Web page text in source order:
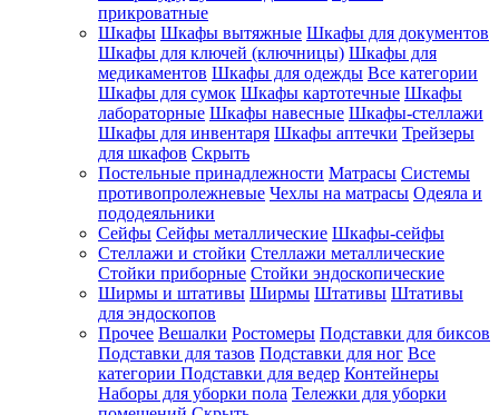
прикроватные
Шкафы Шкафы вытяжные Шкафы для документов
Шкафы для ключей (ключницы) Шкафы для
медикаментов Шкафы для одежды Все категории
Шкафы для сумок Шкафы картотечные Шкафы
лабораторные Шкафы навесные Шкафы-стеллажи
Шкафы для инвентаря Шкафы аптечки Трейзеры
для шкафов Скрыть
Постельные принадлежности Матрасы Системы
противопролежневые Чехлы на матрасы Одеяла и
пододеяльники
Сейфы Сейфы металлические Шкафы-сейфы
Стеллажи и стойки Стеллажи металлические
Стойки приборные Стойки эндоскопические
Ширмы и штативы Ширмы Штативы Штативы
для эндоскопов
Прочее Вешалки Ростомеры Подставки для биксов
Подставки для тазов Подставки для ног Все
категории Подставки для ведер Контейнеры
Наборы для уборки пола Тележки для уборки